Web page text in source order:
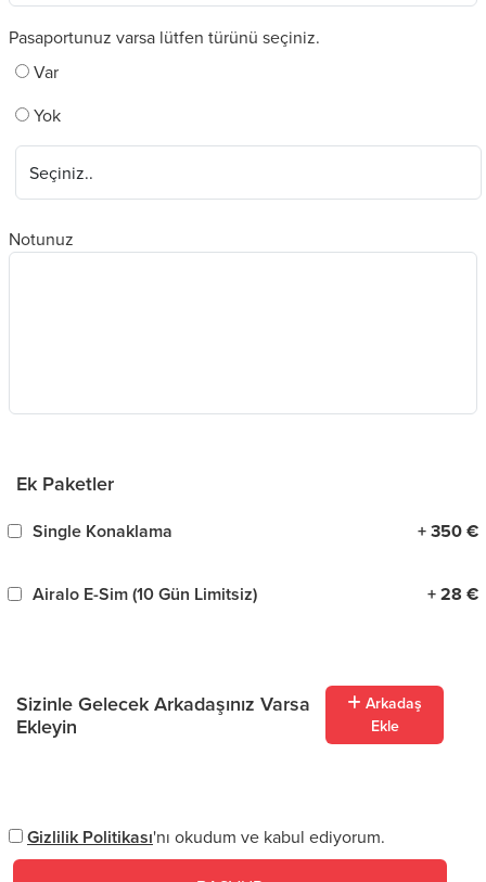
Pasaportunuz varsa lütfen türünü seçiniz.
Var
Yok
Notunuz
Ek Paketler
Single Konaklama + 350 €
Airalo E-Sim (10 Gün Limitsiz) + 28 €
Sizinle Gelecek Arkadaşınız Varsa
Ekleyin
Arkadaş
Ekle
Gizlilik Politikası'nı okudum ve kabul ediyorum.